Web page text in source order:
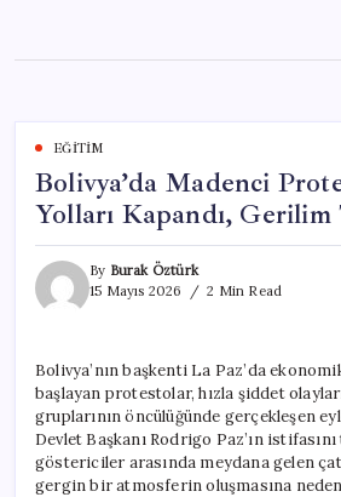
content
EĞITIM
Bolivya’da Madenci
Yolları Kapandı, Gerilim
By Burak Öztürk
15 Mayıs 2026
2 Min Read
Bolivya’nın başkenti La Paz’da
başlayan protestolar, hızla şiddet
gruplarının öncülüğünde gerçekleşen
Devlet Başkanı Rodrigo Paz’ın
göstericiler arasında meydana gelen
gergin bir atmosferin oluşmasına